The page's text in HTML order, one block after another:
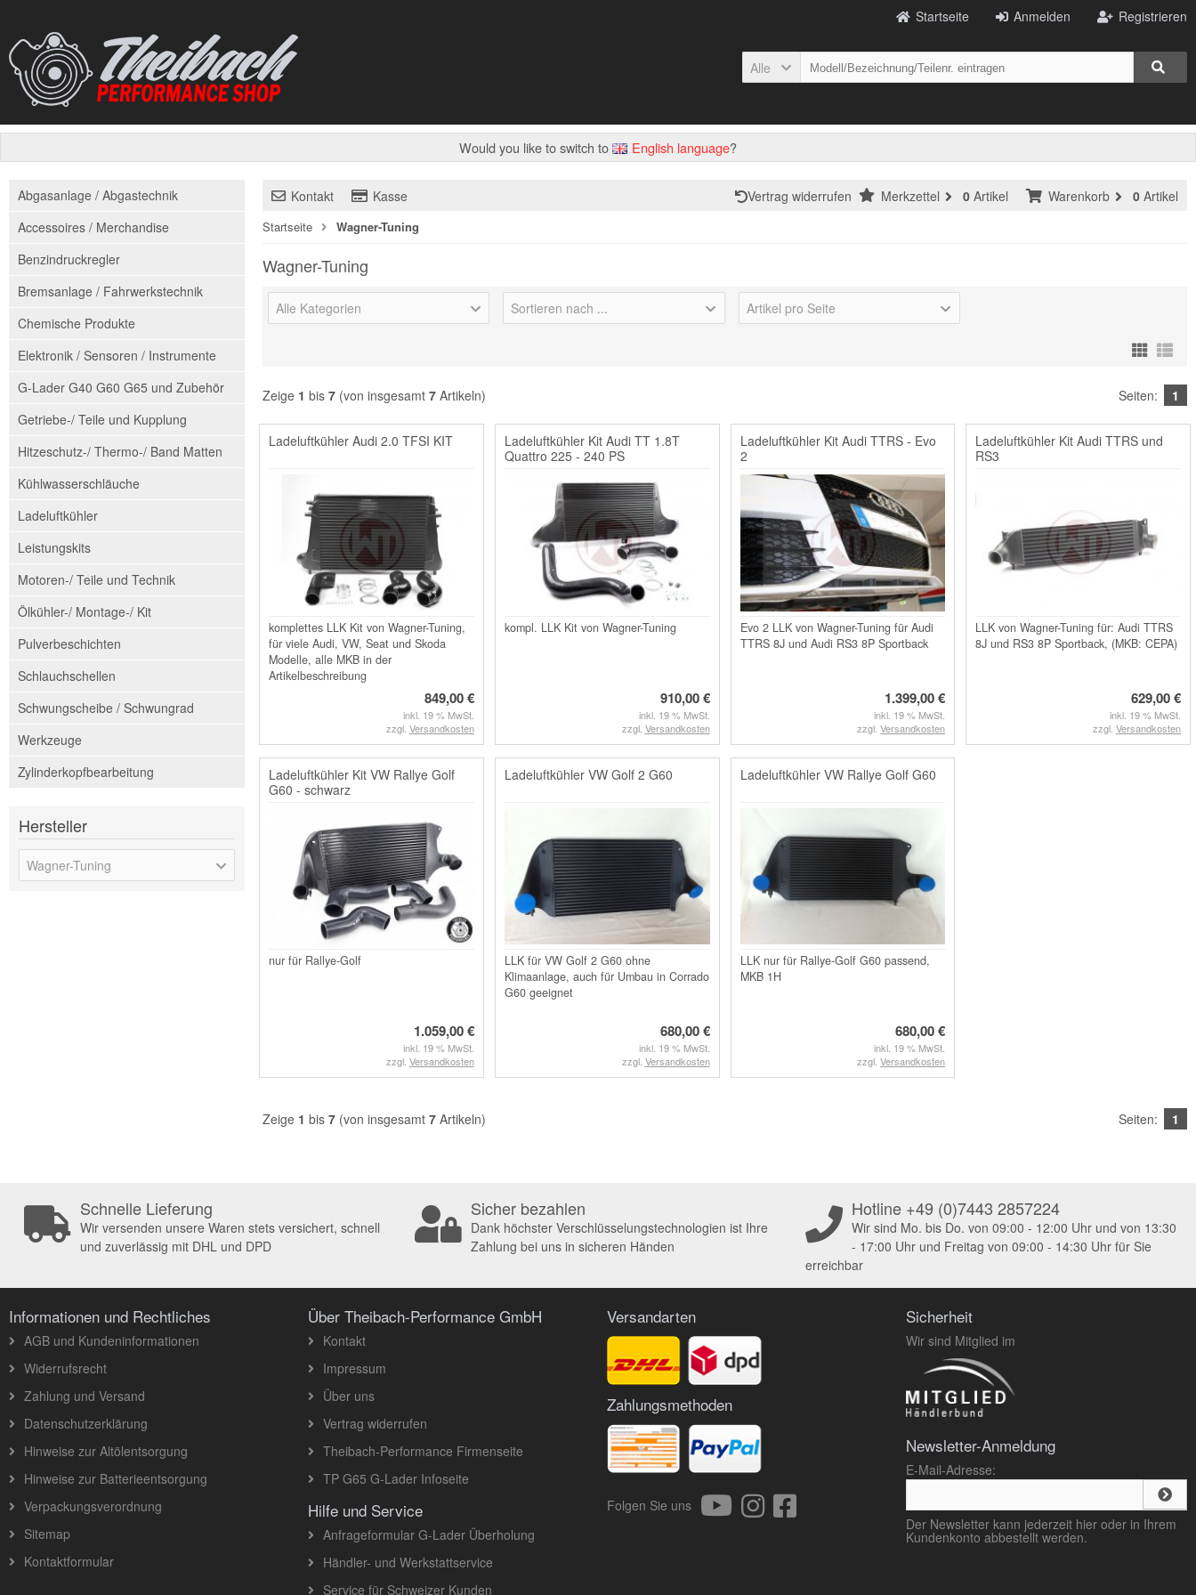
Registrieren
Anmelden
Startseite
Alle
Would you like to switch to English language?
Kontakt Kasse Warenkorb 0 Artikel
Vertrag widerrufen Merkzettel 0 Artikel
Startseite Wagner-Tuning
Wagner-Tuning
Alle Kategorien Sortieren nach ... Artikel pro Seite
Zeige 1 bis 7 (von insgesamt 7 Artikeln) Seiten: 1
Ladeluftkühler Audi 2.0 TFSI KIT
komplettes LLK Kit von Wagner-Tuning,
für viele Audi, VW, Seat und Skoda
Modelle, alle MKB in der
Artikelbeschreibung
849,00 €
inkl. 19 % MwSt.
zzgl. Versandkosten
Ladeluftkühler Kit Audi TT 1.8T
Quattro 225 - 240 PS
kompl. LLK Kit von Wagner-Tuning
910,00 €
inkl. 19 % MwSt.
zzgl. Versandkosten
Ladeluftkühler Kit Audi TTRS - Evo
2
Evo 2 LLK von Wagner-Tuning für Audi
TTRS 8J und Audi RS3 8P Sportback
1.399,00 €
inkl. 19 % MwSt.
zzgl.Versandkosten
Ladeluftkühler Kit Audi TTRS und
RS3
LLK von Wagner-Tuning für: Audi TTRS
8J und RS3 8P Sportback, (MKB: CEPA)
629,00 €
inkl. 19 % MwSt.
zzgl. Versandkosten
Ladeluftkühler Kit VW Rallye Golf
G60 - schwarz
nur für Rallye-Golf
1.059,00 €
inkl. 19 % MwSt.
zzgl. Versandkosten
Ladeluftkühler VW Golf 2 G60
LLK für VW Golf 2 G60 ohne
Klimaanlage, auch für Umbau in Corrado
G60 geeignet
680,00 €
inkl. 19 % MwSt.
zzgl. Versandkosten
Ladeluftkühler VW Rallye Golf G60
LLK nur für Rallye-Golf G60 passend,
MKB 1H
680,00 €
inkl. 19 % MwSt.
zzgl.Versandkosten
Zeige 1 bis 7 (von insgesamt 7 Artikeln) Seiten: 1
Abgasanlage / Abgastechnik
Accessoires / Merchandise
Benzindruckregler
Bremsanlage / Fahrwerkstechnik
Chemische Produkte
Elektronik / Sensoren / Instrumente
G-Lader G40 G60 G65 und Zubehör
Getriebe-/ Teile und Kupplung
Hitzeschutz-/ Thermo-/ Band Matten
Kühlwasserschläuche
Ladeluftkühler
Leistungskits
Motoren-/ Teile und Technik
Ölkühler-/ Montage-/ Kit
Pulverbeschichten
Schlauchschellen
Schwungscheibe / Schwungrad
Werkzeuge
Zylinderkopfbearbeitung
Hersteller
Wagner-Tuning
Schnelle Lieferung
Wir versenden unsere Waren stets versichert, schnell
und zuverlässig mit DHL und DPD
Sicher bezahlen
Dank höchster Verschlüsselungstechnologien ist Ihre
Zahlung bei uns in sicheren Händen
Hotline +49 (0)7443 2857224
Wir sind Mo. bis Do. von 09:00 - 12:00 Uhr und von 13:30
- 17:00 Uhr und Freitag von 09:00 - 14:30 Uhr für Sie
erreichbar
Informationen und Rechtliches
AGB und Kundeninformationen
Widerrufsrecht
Zahlung und Versand
Datenschutzerklärung
Hinweise zur Altölentsorgung
Hinweise zur Batterieentsorgung
Verpackungsverordnung
Sitemap
Kontaktformular
Über Theibach-Performance GmbH
Kontakt
Impressum
Über uns
Vertrag widerrufen
Theibach-Performance Firmenseite
TP G65 G-Lader Infoseite
Hilfe und Service
Anfrageformular G-Lader Überholung
Händler- und Werkstattservice
Service für Schweizer Kunden
Versandarten
Zahlungsmethoden
Folgen Sie uns
Sicherheit
Wir sind Mitglied im
Newsletter-Anmeldung
E-Mail-Adresse:
Der Newsletter kann jederzeit hier oder in Ihrem
Kundenkonto abbestellt werden.